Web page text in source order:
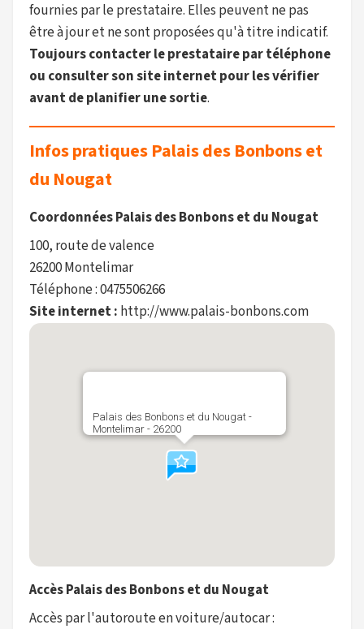
fournies par le prestataire. Elles peuvent ne pas
être à jour et ne sont proposées qu'à titre indicatif.
Toujours contacter le prestataire par téléphone
ou consulter son site internet pour les vérifier
avant de planifier une sortie.
Infos pratiques Palais des Bonbons et
du Nougat
Coordonnées Palais des Bonbons et du Nougat
100, route de valence
26200 Montelimar
Téléphone : 0475506266
Site internet : http://www.palais-bonbons.com
Palais des Bonbons et du Nougat -
Montelimar - 26200
Accès Palais des Bonbons et du Nougat
Accès par l'autoroute en voiture/autocar :